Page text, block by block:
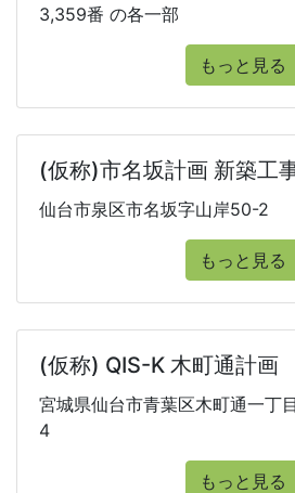
3,359番 の各一部
もっと見る
(仮称)市名坂計画 新築工
仙台市泉区市名坂字山岸50-2
もっと見る
(仮称) QIS-K 木町通計画
宮城県仙台市青葉区木町通一丁
4
もっと見る